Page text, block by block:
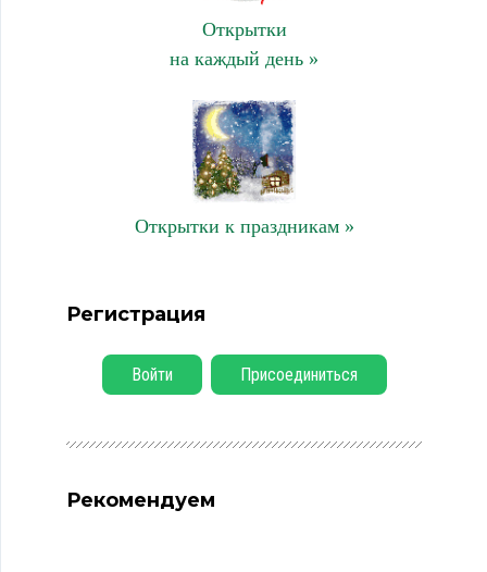
Открытки
на каждый день »
Открытки к праздникам »
Регистрация
Войти Присоединиться
Рекомендуем